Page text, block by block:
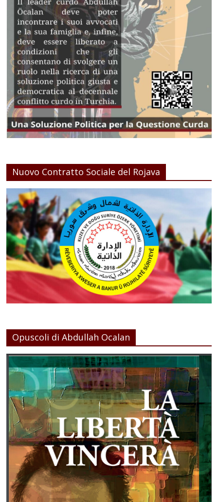
Nuovo Contratto Sociale del Rojava
Opuscoli di Abdullah Ocalan